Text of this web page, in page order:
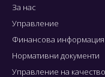
За нас
Управление
Финансова информация
Нормативни документи
Управление на